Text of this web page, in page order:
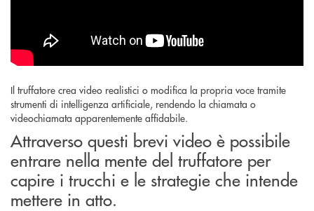
Il truffatore crea video realistici o modifica la propria voce tramite
strumenti di intelligenza artificiale, rendendo la chiamata o
videochiamata apparentemente affidabile.
Attraverso questi brevi video è possibile
entrare nella mente del truffatore per
capire i trucchi e le strategie che intende
mettere in atto.